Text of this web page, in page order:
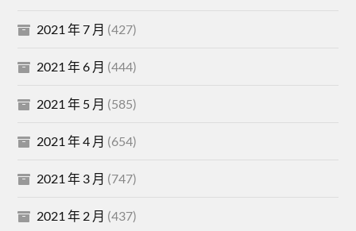
2021 年 7 月 (427)
2021 年 6 月 (444)
2021 年 5 月 (585)
2021 年 4 月 (654)
2021 年 3 月 (747)
2021 年 2 月 (437)